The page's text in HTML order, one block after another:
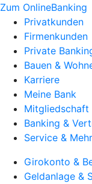
Zum OnlineBanking
Privatkunden
Firmenkunden
Private
Bauen &
Karriere
Meine Bank
Mitgliedschaft
Banking &
Service &
Girokonto &
Geldanlage &